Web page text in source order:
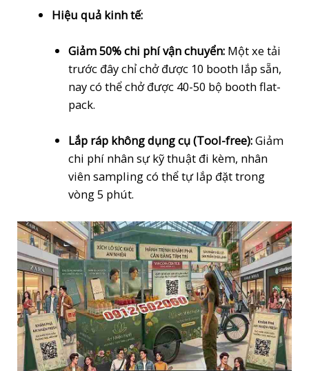
Hiệu quả kinh tế:
Giảm 50% chi phí vận chuyển: Một xe tải
trước đây chỉ chở được 10 booth lắp sẵn,
nay có thể chở được 40-50 bộ booth flat-
pack.
Lắp ráp không dụng cụ (Tool-free):Giảm
chi phí nhân sự kỹ thuật đi kèm, nhân
viên sampling có thể tự lắp đặt trong
vòng 5 phút.